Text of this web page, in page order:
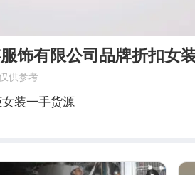
饰有限公司品牌折扣女
供参考
装一手货源